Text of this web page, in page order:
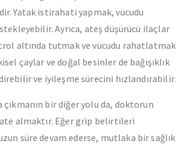
Yatak istirahati yapmak, vücudu
Ayrıca, ateş düşürücü ilaçlar
altında tutmak ve vücudu rahatlatmak
çaylar ve doğal besinler de bağışıklık
ve iyileşme sürecini hızlandırabilir.
bir diğer yolu da, doktorun
almaktır. Eğer grip belirtileri
süre devam ederse, mutlaka bir sağlık